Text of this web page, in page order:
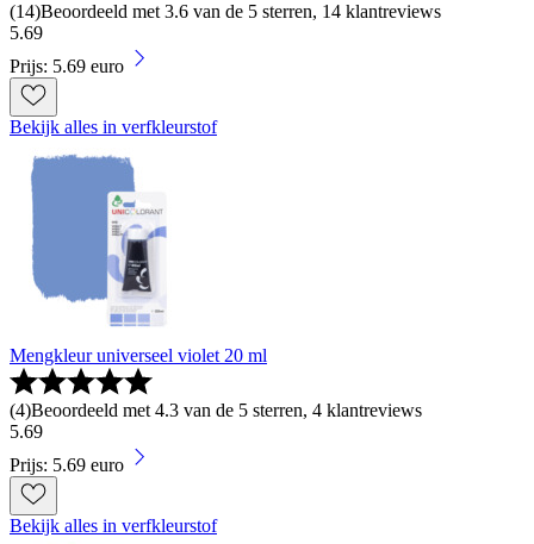
(14)Beoordeeld met 3.6 van de 5 sterren, 14 klantreviews
5.69
Prijs: 5.69 euro
Bekijk alles in verfkleurstof
Mengkleur universeel violet 20 ml
(4)Beoordeeld met 4.3 van de 5 sterren, 4 klantreviews
5.69
Prijs: 5.69 euro
Bekijk alles in verfkleurstof